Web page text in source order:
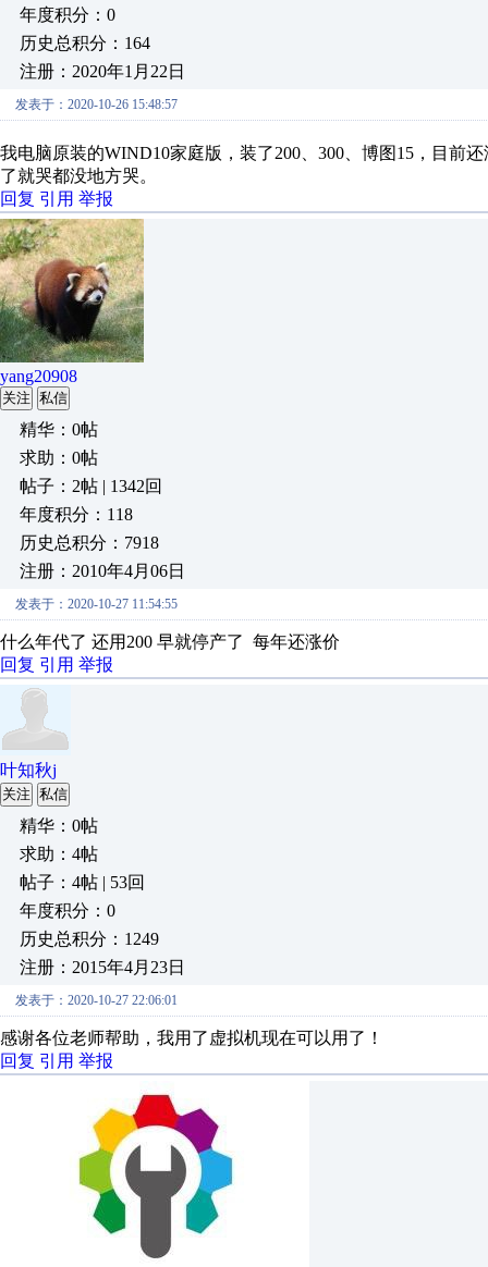
年度积分：0
历史总积分：164
注册：2020年1月22日
发表于：2020-10-26 15:48:57
我电脑原装的WIND10家庭版，装了200、300、博图15，目前
了就哭都没地方哭。
回复 引用 举报
yang20908
关注 私信
精华：0帖
求助：0帖
帖子：2帖 | 1342回
年度积分：118
历史总积分：7918
注册：2010年4月06日
发表于：2020-10-27 11:54:55
什么年代了 还用200 早就停产了 每年还涨价
回复 引用 举报
叶知秋j
关注 私信
精华：0帖
求助：4帖
帖子：4帖 | 53回
年度积分：0
历史总积分：1249
注册：2015年4月23日
发表于：2020-10-27 22:06:01
感谢各位老师帮助，我用了虚拟机现在可以用了！
回复 引用 举报